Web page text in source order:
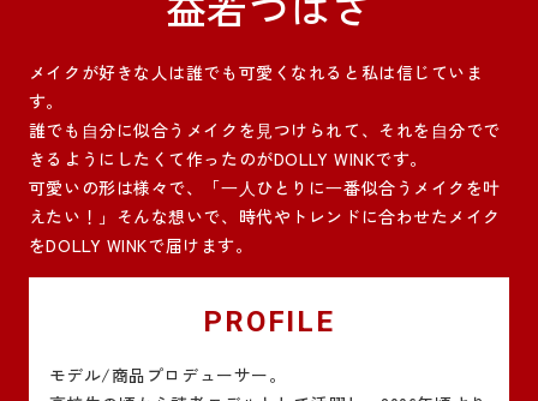
メイクが好きな人は誰でも可愛くなれると私は信じていま
す。
誰でも⾃分に似合うメイクを⾒つけられて、それを⾃分でで
きるようにしたくて作ったのがDOLLY WINKです。
可愛いの形は様々で、「⼀⼈ひとりに⼀番似合うメイクを叶
えたい！」そんな想いで、時代やトレンドに合わせたメイク
をDOLLY WINKで届けます。
PROFILE
モデル/商品プロデューサー。